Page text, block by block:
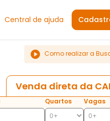
Central de ajuda
Como realizar a
Venda direta da
Quartos Vagas